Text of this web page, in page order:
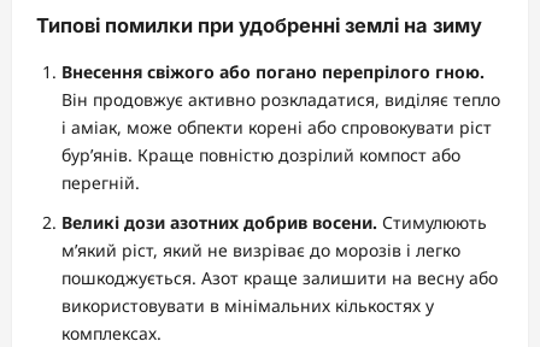
Типові помилки при удобренні землі на зиму
Внесення свіжого або погано перепрілого гною.
Він продовжує активно розкладатися, виділяє тепло
і аміак, може обпекти корені або спровокувати ріст
бур’янів. Краще повністю дозрілий компост або
перегній.
Великі дози азотних добрив восени. Стимулюють
м’який ріст, який не визріває до морозів і легко
пошкоджується. Азот краще залишити на весну або
використовувати в мінімальних кількостях у
комплексах.